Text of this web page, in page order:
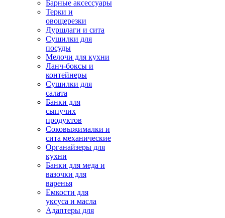
Барные аксессуары
Терки и
овощерезки
Дуршлаги и сита
Сушилки для
посуды
Мелочи для кухни
Ланч-боксы и
контейнеры
Сушилки для
салата
Банки для
сыпучих
продуктов
Соковыжималки и
сита механические
Органайзеры для
кухни
Банки для меда и
вазочки для
варенья
Емкости для
уксуса и масла
Адаптеры для